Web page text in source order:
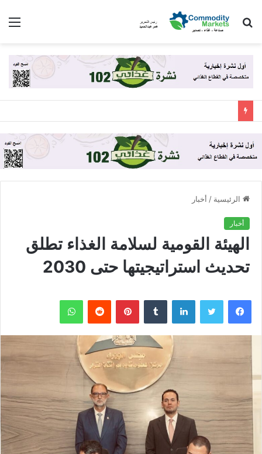
بحث
الرئيسية / أخبار
أخبار
الهيئة القومية لسلامة الغذاء تطلق
تحديث استراتيجيتها حتى 2030
فيسبوك تويتر لينكدإن بينتيريست واتساب